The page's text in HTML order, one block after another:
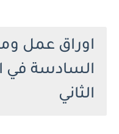
اوراق عمل
السادسة في
الثاني